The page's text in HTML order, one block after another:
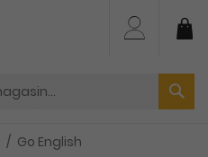
contenu
Go English